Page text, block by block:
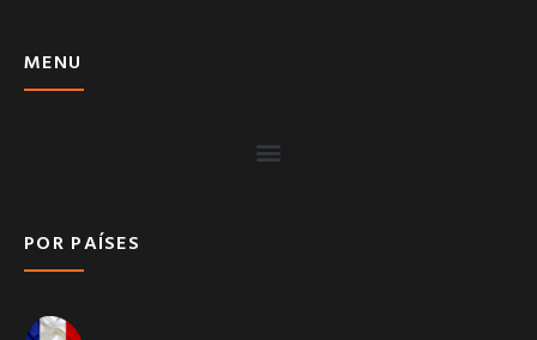
MENU
POR PAÍSES